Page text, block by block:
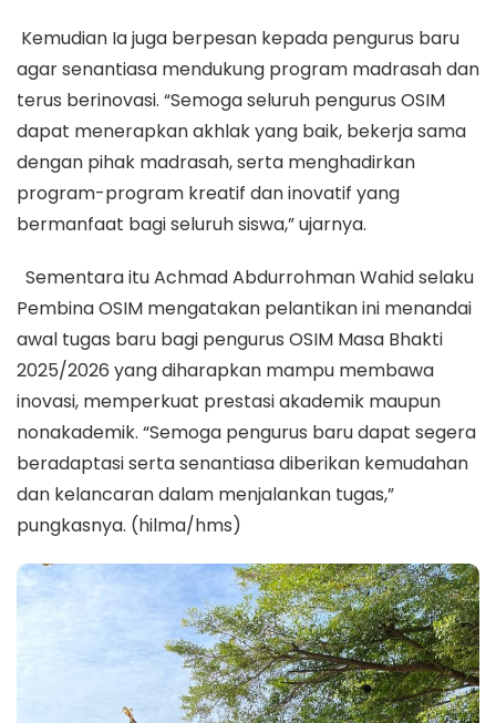
Kemudian Ia juga berpesan kepada pengurus baru
agar senantiasa mendukung program madrasah dan
terus berinovasi. “Semoga seluruh pengurus OSIM
dapat menerapkan akhlak yang baik, bekerja sama
dengan pihak madrasah, serta menghadirkan
program-program kreatif dan inovatif yang
bermanfaat bagi seluruh siswa,” ujarnya.
Sementara itu Achmad Abdurrohman Wahid selaku
Pembina OSIM mengatakan pelantikan ini menandai
awal tugas baru bagi pengurus OSIM Masa Bhakti
2025/2026 yang diharapkan mampu membawa
inovasi, memperkuat prestasi akademik maupun
nonakademik. “Semoga pengurus baru dapat segera
beradaptasi serta senantiasa diberikan kemudahan
dan kelancaran dalam menjalankan tugas,”
pungkasnya. (hilma/hms)